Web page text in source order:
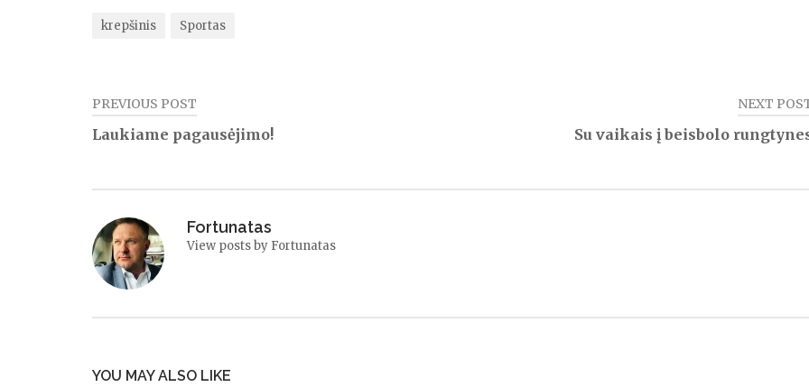
krepšinis Sportas
Navigacija
įrašų
PREVIOUS POST
Laukiame pagausėjimo!
NEXT
Su vaikais į beisbolo
Fortunatas
View posts by Fortunatas
YOU MAY ALSO LIKE